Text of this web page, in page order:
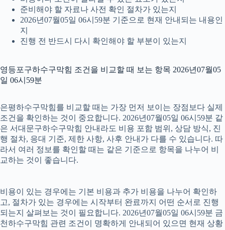
준비해야 할 자료나 사전 확인 절차가 있는지
2026년07월05일 06시59분 기준으로 현재 안내되는 내용인
지
진행 전 반드시 다시 확인해야 할 부분이 있는지
영등포구하수구막힘 조건을 비교할 때 보는 항목 2026년07월05
일 06시59분
은평하수구막힘를 비교할 때는 가장 먼저 보이는 장점보다 실제
조건을 확인하는 것이 중요합니다. 2026년07월05일 06시59분 같
은 서대문구하수구막힘 안내라도 비용 포함 범위, 상담 방식, 진
행 절차, 응대 기준, 제한 사항, 사후 안내가 다를 수 있습니다. 따
라서 여러 정보를 확인할 때는 같은 기준으로 항목을 나누어 비
교하는 것이 좋습니다.
비용이 있는 경우에는 기본 비용과 추가 비용을 나누어 확인하
고, 절차가 있는 경우에는 시작부터 완료까지 어떤 순서로 진행
되는지 살펴보는 것이 필요합니다. 2026년07월05일 06시59분 금
천하수구막힘 관련 조건이 명확하게 안내되어 있으면 현재 상황